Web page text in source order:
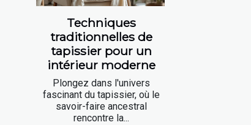
Techniques
traditionnelles de
tapissier pour un
intérieur moderne
Plongez dans l'univers
fascinant du tapissier, où le
savoir-faire ancestral
rencontre la...